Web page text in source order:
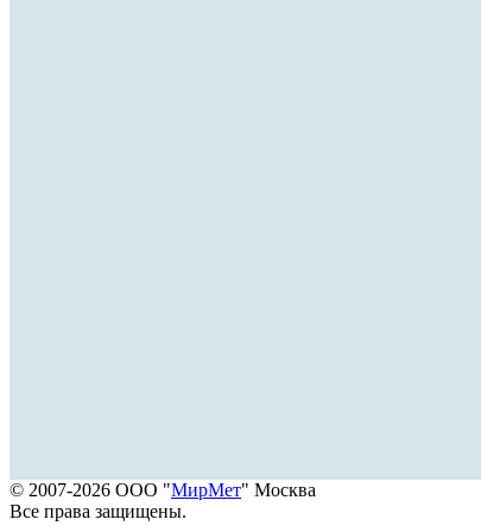
© 2007-2026 ООО "МирМет" Москва
Все права защищены.